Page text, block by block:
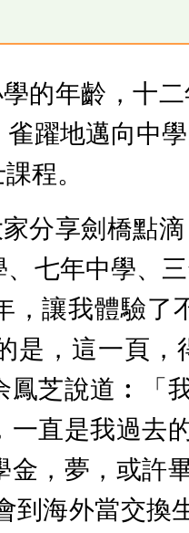
的年齡，十
躍地邁向中
程。
分享劍橋點
七年中學、
，讓我體驗了
是，這一頁
鳳芝說道︰
直是我過去
，夢，或許
到海外當交換